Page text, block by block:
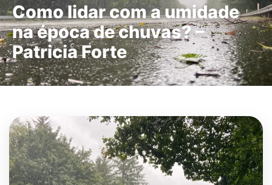
Como lidar com a umidade
na época de chuvas? –
Patricia Forte